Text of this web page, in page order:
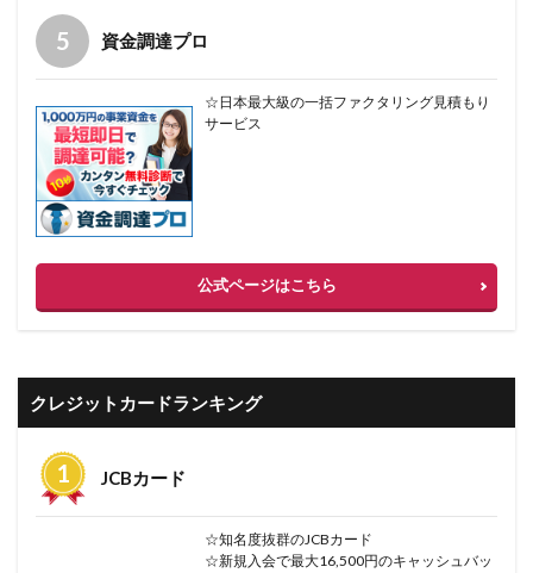
資金調達プロ
☆日本最大級の一括ファクタリング見積もり
サービス
公式ページはこちら
クレジットカードランキング
JCBカード
☆知名度抜群のJCBカード
☆新規入会で最大16,500円のキャッシュバッ